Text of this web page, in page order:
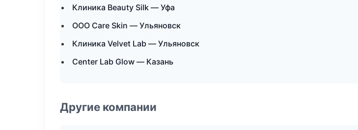
Клиника Beauty Silk — Уфа
ООО Care Skin — Ульяновск
Клиника Velvet Lab — Ульяновск
Center Lab Glow — Казань
Другие компании